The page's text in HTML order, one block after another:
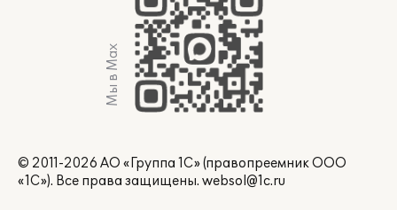
Мы в Max
© 2011-2026 АО «Группа 1С» (правопреемник ООО
«1С»). Все права защищены. websol@1c.ru